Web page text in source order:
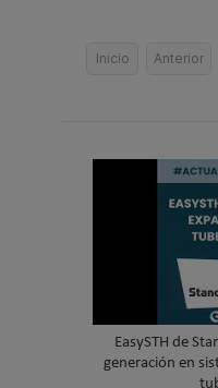
Inicio Anterior
EasySTH de
generación en